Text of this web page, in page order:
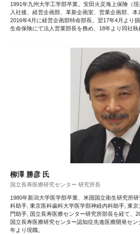
1991年九州大学工学部卒業。安田火災海上保険（現
入社後、経営企画部、革新企画室、営業企画部、
2016年4月に経営企画部特命部長。翌17年4月より
生命保険にて法人営業部長を務め、18年より同社執
柳澤 勝彦 氏
国立長寿医療研究センター 研究所長
1980年新潟大学医学部卒業、米国国立衛生研究所
科助手, 東京医科歯科大学医学部神経内科助手, 東
門助手, 国立長寿医療センター研究所部長を経て、
国立長寿医療研究センター認知症先進医療開発セ
年より現職。